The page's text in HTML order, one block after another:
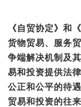
《自贸协定》和
货物贸易、服务
争端解决机制及
易和投资提供法
公正和公平的待
贸易和投资的往来